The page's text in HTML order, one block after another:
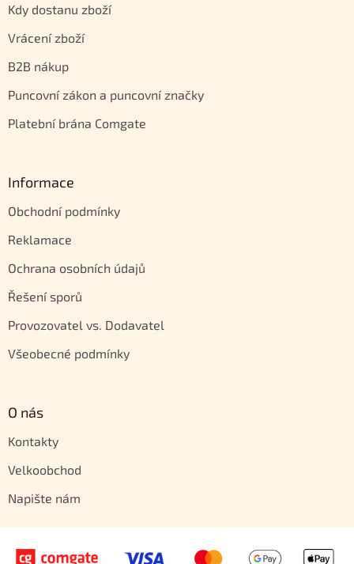
Kdy dostanu zboží
Vrácení zboží
B2B nákup
Puncovní zákon a puncovní značky
Platební brána Comgate
Informace
Obchodní podmínky
Reklamace
Ochrana osobních údajů
Řešení sporů
Provozovatel vs. Dodavatel
Všeobecné podmínky
O nás
Kontakty
Velkoobchod
Napište nám